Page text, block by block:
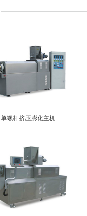
单螺杆挤压膨化主机